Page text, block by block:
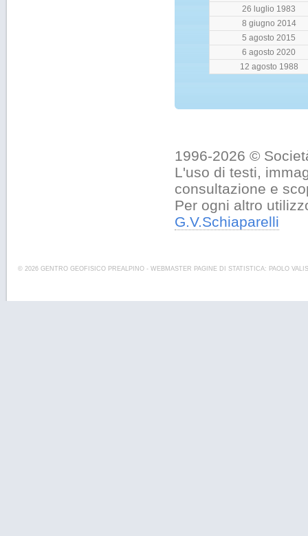
26 luglio 1983
8 giugno 2014
5 agosto 2015
6 agosto 2020
12 agosto 1988
1996-2026 ©
L'uso di testi,
consultazione e
Per ogni altro
G.V.Schiaparelli
© 2026 GENTRO GEOFISICO PREALPINO - WEBMASTER PAGINE DI STATISTICA: PAOLO